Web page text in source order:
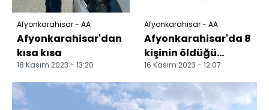
Afyonkarahisar - AA
Afyonkarahisar'dan
kısa kısa
18 Kasım 2023 - 13:20
Afyonkarahisar - AA
Afyonkarahisar'da 8
kişinin öldüğü
minibüs kazasındaki
"ihmal" ve
"hata"lar...
16 Kasım 2023 - 12:07